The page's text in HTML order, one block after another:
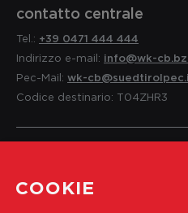
contatto centrale
Tel.: +39 0471 444 444
Indirizzo e-mail: info@wk-
Pec-Mail: wk-
Codice destinario: T04ZHR3
e informazioni
COOKIE